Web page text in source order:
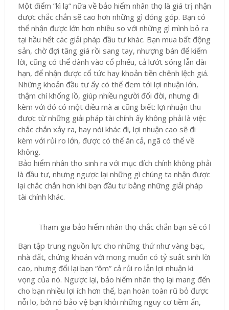
Một điểm ”kì lạ” nữa về bảo hiểm nhân thọ là giá trị nhận
được chắc chắn sẽ cao hơn những gì đóng góp. Bạn có
thể nhận được lớn hơn nhiều so với những gì mình bỏ ra
tại hầu hết các giải pháp đầu tư khác. Bạn mua bất động
sản, chờ đợi tăng giá rồi sang tay, nhượng bán để kiếm
lời, cũng có thể dành vào cổ phiếu, cả lướt sóng lẫn dài
hạn, để nhận được cổ tức hay khoản tiền chênh lệch giá.
Những khoản đầu tư ấy có thể đem tới lợi nhuận lớn,
thậm chí khổng lồ, giúp nhiều người đổi đời, nhưng đi
kèm với đó có một điều mà ai cũng biết: lợi nhuận thu
được từ những giải pháp tài chính ấy không phải là việc
chắc chắn xảy ra, hay nói khác đi, lợi nhuận cao sẽ đi
kèm với rủi ro lớn, được có thể ăn cả, ngã có thể về
không.
Bảo hiểm nhân thọ sinh ra với mục đích chính không phải
là đầu tư, nhưng ngược lại những gì chúng ta nhận được
lại chắc chắn hơn khi bạn đầu tư bằng những giải pháp
tài chính khác.
Tham gia bảo hiểm nhân thọ chắc chắn bạn sẽ có lời
Bạn tập trung nguồn lực cho những thứ như vàng bạc,
nhà đất, chứng khoán với mong muốn có tỷ suất sinh lời
cao, nhưng đổi lại bạn “ôm” cả rủi ro lẫn lợi nhuận kì
vọng của nó. Ngược lại, bảo hiểm nhân thọ lại mang đến
cho bạn nhiều lợi ích hơn thế, bạn hoàn toàn rũ bỏ được
nỗi lo, bởi nó bảo vệ bạn khỏi những nguy cơ tiềm ẩn,